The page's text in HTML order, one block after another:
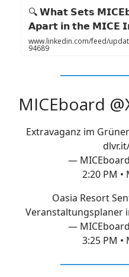
🔍 𝗪𝗵𝗮𝘁 𝗦𝗲𝘁𝘀
𝗔𝗽𝗮𝗿𝘁 𝗶𝗻 𝘁𝗵𝗲 𝗠𝗜𝗖𝗘
www.linkedin.com/feed/
94689
MICEboard
Extravaganz im
—
2:20 PM •
Oasia Resort
Veranstaltungsplaner
—
3:25 PM •